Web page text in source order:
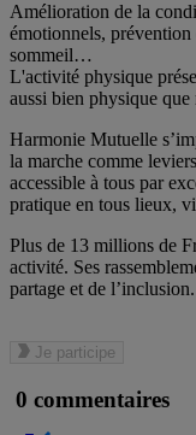
Amélioration de la
émotionnels,
sommeil…
L'activité physique
aussi bien physique que
Harmonie Mutuelle
la marche comme
accessible à tous par
pratique en tous lieux,
Plus de 13 millions de
activité. Ses
partage et de l’inclusion.
Je participe
0 commentaires